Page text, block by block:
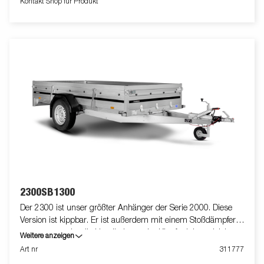
können optionale Ausstattungen enthalten
Kontakt Shop für Produkt
2300SB1300
Der 2300 ist unser größter Anhänger der Serie 2000. Diese
Version ist kippbar. Er ist außerdem mit einem Stoßdämpfer
ausgestattet, der die Handhabung der Kippfunktion erleichtert.
Die verstärkte Rückwand erleichtert das Beladen von
Weitere anzeigen
Art nr
311777